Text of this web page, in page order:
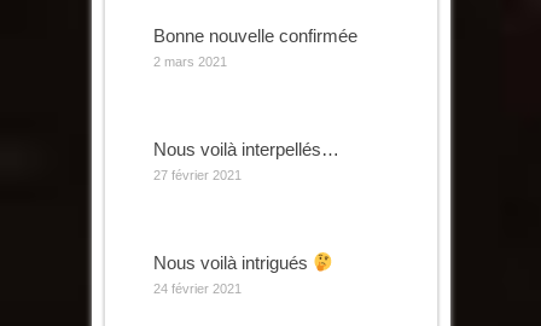
Bonne nouvelle confirmée
2 mars 2021
Nous voilà interpellés…
27 février 2021
Nous voilà intrigués
24 février 2021